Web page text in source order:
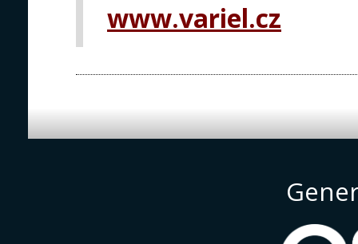
www.variel.cz